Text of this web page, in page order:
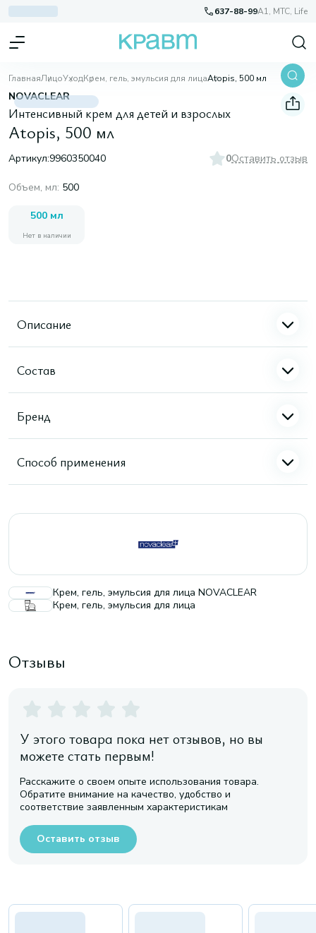
637-88-99A1, МТС, Life
ГлавнаяЛицоУходКрем, гель, эмульсия для лицаAtopis, 500 мл
NOVACLEAR
Интенсивный крем для детей и взрослых
Atopis, 500 мл
Артикул:9960350040 0Оставить отзыв
Объем, мл: 500
500 мл
Нет в наличии
Описание
Состав
Бренд
Способ применения
Крем, гель, эмульсия для лица NOVACLEAR
Крем, гель, эмульсия для лица
Отзывы
У этого товара пока нет отзывов, но вы
можете стать первым!
Расскажите о своем опыте использования товара.
Обратите внимание на качество, удобство и
соответствие заявленным характеристикам
Оставить отзыв